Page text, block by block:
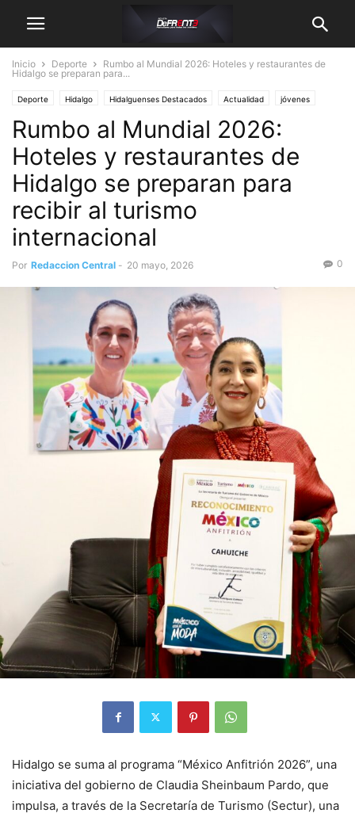
Inicio Deporte
Rumbo al Mundial 2026: Hoteles y restaurantes de
Hidalgo se preparan para...
Deporte Hidalgo Hidalguenses Destacados Actualidad jóvenes
Pachuca
Rumbo al Mundial 2026:
Hoteles y restaurantes de
Hidalgo se preparan para
recibir al turismo
internacional
Por Redaccion Central - 20 mayo, 2026 0
Hidalgo se suma al programa “México Anfitrión 2026”, una
iniciativa del gobierno de Claudia Sheinbaum Pardo, que
impulsa, a través de la Secretaría de Turismo (Sectur), una